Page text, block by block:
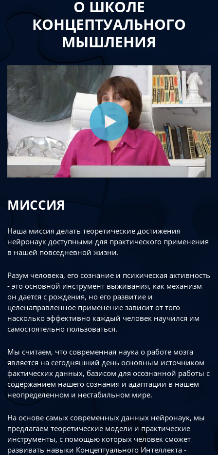
О ШКОЛЕ
КОНЦЕПТУАЛЬНОГО
МЫШЛЕНИЯ
МИССИЯ
Наша миссия делать теоретические достижения
нейронаук доступными для практического применения
в нашей повседневной жизни.
Разум человека, его сознание и психическая активность
- это основной инструмент выживания, как механизм
он дается с рождения, но его развитие и
целенаправленное применение зависит от того
насколько эффективно каждый человек научился им
самостоятельно пользоваться.
Мы считаем, что современная наука о работе мозга
является на сегодняшний день основным источником
фактических данных, базисом для осознанной работы с
содержанием нашего сознания и адаптации в нашем
неопределенном и нестабильном мире.
На основе самых современных данных нейронаук, мы
предлагаем теоретические модели и практические
инструменты, с помощью которых человек сможет
развивать навыки Концептуального Интеллекта -